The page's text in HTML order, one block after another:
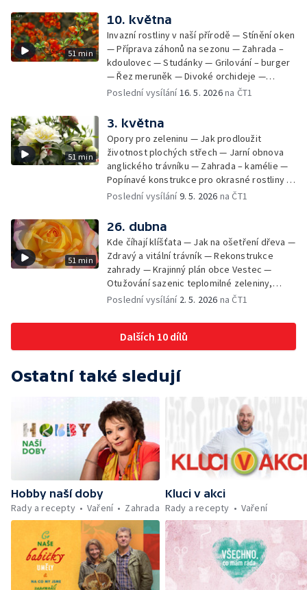
51 min
10. května
Invazní rostliny v naší přírodě — Stínění oken
— Příprava záhonů na sezonu — Zahrada –
kdoulovec — Studánky — Grilování – burger
— Řez meruněk — Divoké orchideje —
Meandry u Pardubic – evropsky významná
Poslední vysílání16. 5. 2026na ČT1
51 min
3. května
Opory pro zeleninu — Jak prodloužit
životnost plochých střech — Jarní obnova
anglického trávníku — Zahrada – kamélie —
Popínavé konstrukce pro okrasné rostliny —
Vysazujeme zeleninu do skleníku, vyséváme
přečkat nástrahy jara — Jak na bázlivého
psa — Bylinky v kětnu
Poslední vysílání9. 5. 2026 na ČT1
51 min
26. dubna
Kde číhají klíšťata — Jak na ošetření dřeva —
Zdravý a vitální trávník — Rekonstrukce
zahrady — Krajinný plán obce Vestec —
Otužování sazenic teplomilné zeleniny,
podpoření kvetení růží — Včelařská příprava
kráse — Soukromá zahrada, která využívá
principů Zelené páteře Vestce
Poslední vysílání 2. 5. 2026 na ČT1
Dalších 10 dílů
Ostatní také sledují
Hobby naší doby
Rady a recepty
Vaření Zahrada
Kluci v akci
Rady a recepty
Vaření